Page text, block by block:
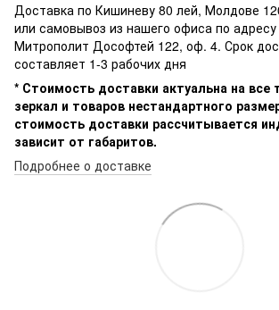
Доставка по Кишиневу 80 лей, Молдове
или самовывоз из нашего офиса по
Митрополит Дософтей 122, оф. 4. Срок
составляет 1-3 рабочих дня
* Стоимость доставки актуальна на все
зеркал и товаров нестандартного
стоимость доставки рассчитывается
зависит от габаритов.
Подробнее о доставке